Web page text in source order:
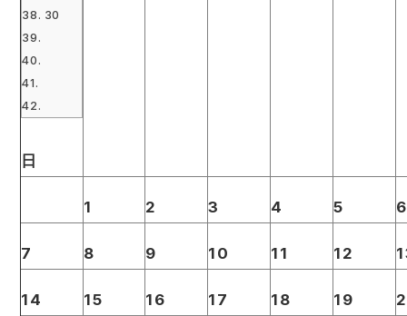
30
日
1 2 3 4 5 6
7 8 9 10 11 12
14 15 16 17 18 19